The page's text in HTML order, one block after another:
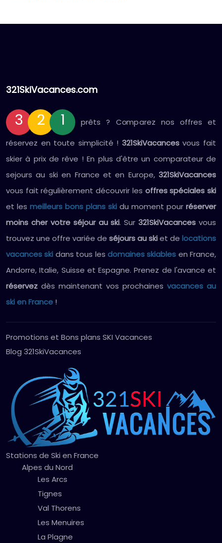
321SkiVacances.com
3 2 1
prêts ? Comparez nos offres et
réservez en toute simplicité ! 321SkiVacancesvous fait
skier à prix de rêve ! En plus d'être un comparateur de
sejours au ski en France et en Europe, 321SkiVacances
vous fait régulièrement découvrir les offres spéciales ski
et les meilleurs bons plans ski du moment pour réserver
moins cher votre séjour au ski. Sur321SkiVacances vous
trouvez une offre variée de séjours au skiet de locations
vacances ski dans tous les domaines skiables en France,
Andorre, Italie, Suisse et Espagne. Prenez de l'avance et
réservez dès maintenant vos prochaines vacances au
ski en France !
Promotions et Bons plans SKI Vacances
Blog 321SkiVacances
Stations de Ski en France
Alpes du Nord
Les Arcs
Tignes
Val Thorens
Les Menuires
La Plagne